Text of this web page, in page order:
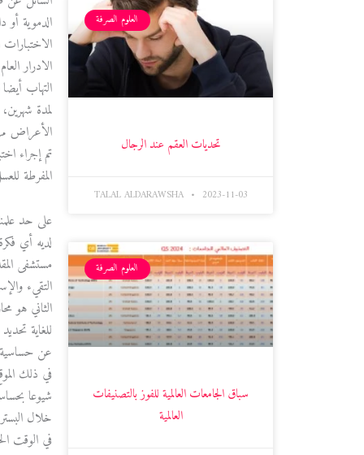
العلوم الصرفة
تحديات العقم عند الرجال
TALAL ALDARAWSHA 2023-11-03
العلوم الصرفة
سباق الجامعات العالمية للفوز بالتصنيفات
العالمية
الدموية
لمدة
الأعراض
المفرطة
على حد
لديه أي
مستشفى
التقيء
الثاني هو
للغاية
عن حساسية
في ذلك
شيوعا
خلال
في الوقت